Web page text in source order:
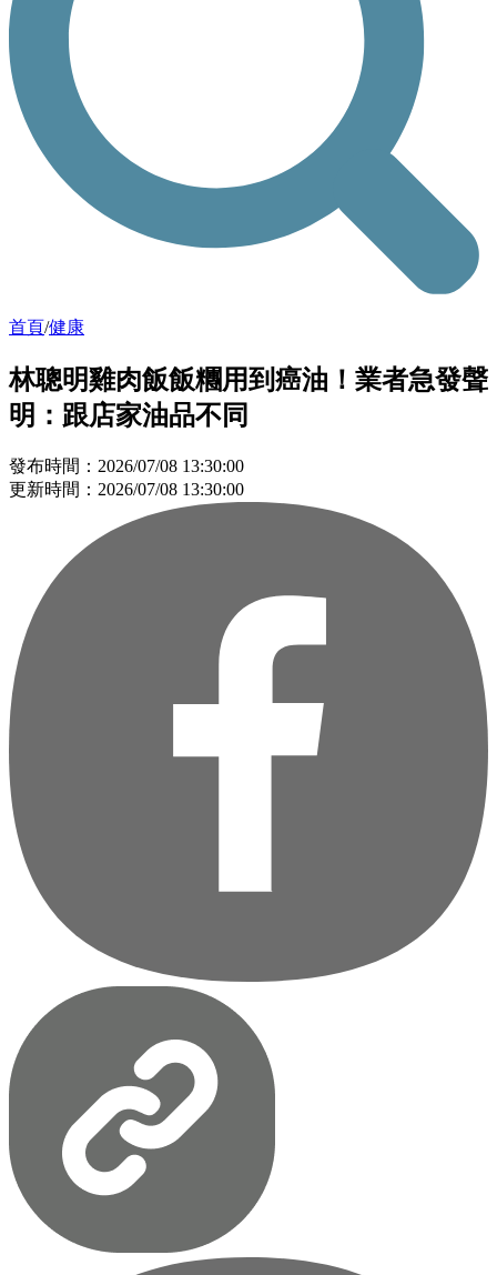
首頁/健康
林聰明雞肉飯飯糰用到癌油！業者急發聲
明：跟店家油品不同
發布時間：2026/07/08 13:30:00
更新時間：2026/07/08 13:30:00